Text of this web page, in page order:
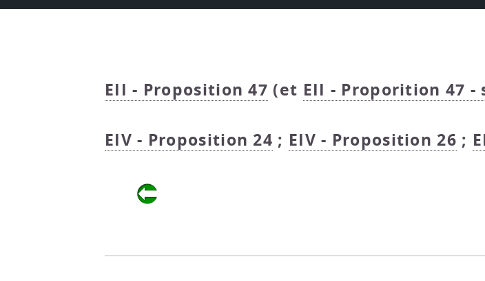
EII - Proposition 47 (et EII - Proporition 47 -
EIV - Proposition 24 ; EIV - Proposition 26 ;